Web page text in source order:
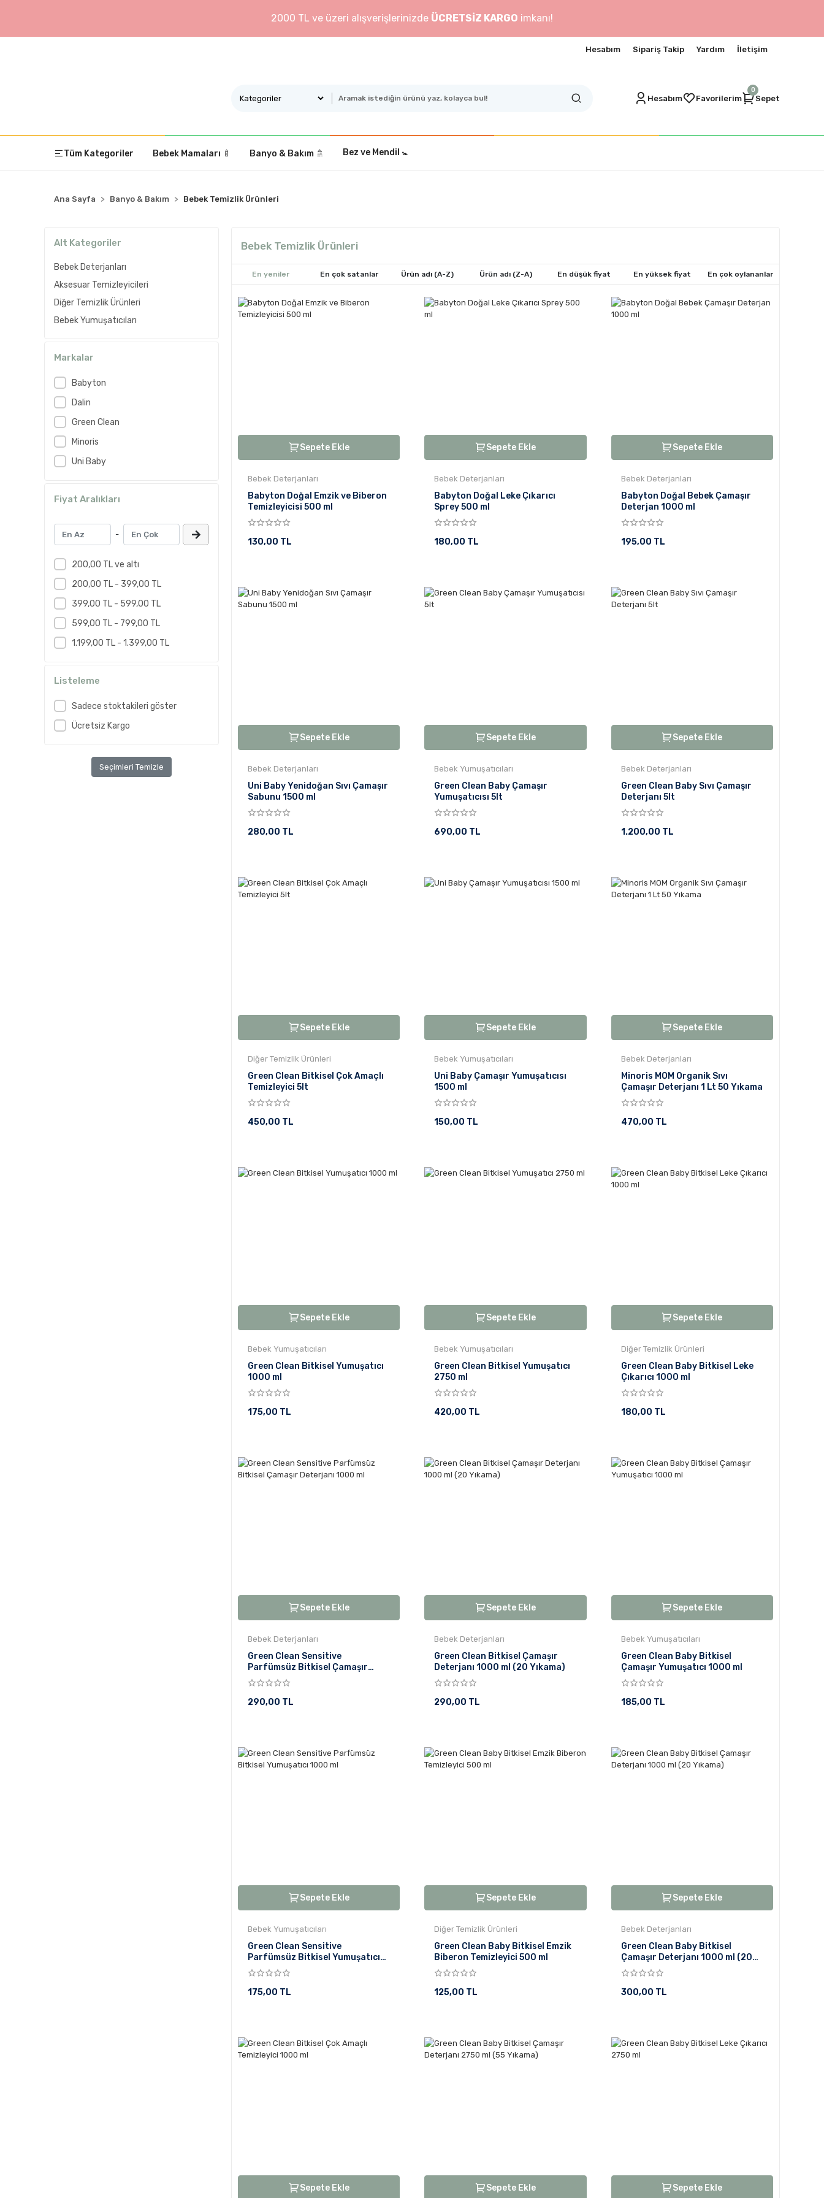
2000 TL ve üzeri alışverişlerinizde ÜCRETSİZ KARGO imkanı!
Hesabım Sipariş Takip Yardım İletişim
Hesabım Favorilerim
0
Sepet
Tüm Kategoriler Bebek Mamaları 🍼 Banyo & Bakım ️🚿 Bez ve Mendil 🚼
Ana Sayfa Banyo & Bakım Bebek Temizlik Ürünleri
Alt Kategoriler
Bebek Deterjanları
Aksesuar Temizleyicileri
Diğer Temizlik Ürünleri
Bebek Yumuşatıcıları
Markalar
Babyton
Dalin
Green Clean
Minoris
Uni Baby
Fiyat Aralıkları
-
200,00 TL ve altı
200,00 TL - 399,00 TL
399,00 TL - 599,00 TL
599,00 TL - 799,00 TL
1.199,00 TL - 1.399,00 TL
Listeleme
Sadece stoktakileri göster
Ücretsiz Kargo
Seçimleri Temizle
Bebek Temizlik Ürünleri
En yeniler En çok satanlar Ürün adı (A-Z) Ürün adı (Z-A) En düşük fiyat En yüksek fiyat En çok oylananlar
Sepete Ekle
Bebek Deterjanları
Babyton Doğal Emzik ve Biberon
Temizleyicisi 500 ml
130,00 TL
Sepete Ekle
Bebek Deterjanları
Babyton Doğal Leke Çıkarıcı
Sprey 500 ml
180,00 TL
Sepete Ekle
Bebek Deterjanları
Babyton Doğal Bebek Çamaşır
Deterjan 1000 ml
195,00 TL
Sepete Ekle
Bebek Deterjanları
Uni Baby Yenidoğan Sıvı Çamaşır
Sabunu 1500 ml
280,00 TL
Sepete Ekle
Bebek Yumuşatıcıları
Green Clean Baby Çamaşır
Yumuşatıcısı 5lt
690,00 TL
Sepete Ekle
Bebek Deterjanları
Green Clean Baby Sıvı Çamaşır
Deterjanı 5lt
1.200,00 TL
Sepete Ekle
Diğer Temizlik Ürünleri
Green Clean Bitkisel Çok Amaçlı
Temizleyici 5lt
450,00 TL
Sepete Ekle
Bebek Yumuşatıcıları
Uni Baby Çamaşır Yumuşatıcısı
1500 ml
150,00 TL
Sepete Ekle
Bebek Deterjanları
Minoris MOM Organik Sıvı
Çamaşır Deterjanı 1 Lt 50 Yıkama
470,00 TL
Sepete Ekle
Bebek Yumuşatıcıları
Green Clean Bitkisel Yumuşatıcı
1000 ml
175,00 TL
Sepete Ekle
Bebek Yumuşatıcıları
Green Clean Bitkisel Yumuşatıcı
2750 ml
420,00 TL
Sepete Ekle
Diğer Temizlik Ürünleri
Green Clean Baby Bitkisel Leke
Çıkarıcı 1000 ml
180,00 TL
Sepete Ekle
Bebek Deterjanları
Green Clean Sensitive
Parfümsüz Bitkisel Çamaşır
Deterjanı 1000 ml
290,00 TL
Sepete Ekle
Bebek Deterjanları
Green Clean Bitkisel Çamaşır
Deterjanı 1000 ml (20 Yıkama)
290,00 TL
Sepete Ekle
Bebek Yumuşatıcıları
Green Clean Baby Bitkisel
Çamaşır Yumuşatıcı 1000 ml
185,00 TL
Sepete Ekle
Bebek Yumuşatıcıları
Green Clean Sensitive
Parfümsüz Bitkisel Yumuşatıcı
1000 ml
175,00 TL
Sepete Ekle
Diğer Temizlik Ürünleri
Green Clean Baby Bitkisel Emzik
Biberon Temizleyici 500 ml
125,00 TL
Sepete Ekle
Bebek Deterjanları
Green Clean Baby Bitkisel
Çamaşır Deterjanı 1000 ml (20
Yıkama)
300,00 TL
Sepete Ekle Sepete Ekle Sepete Ekle